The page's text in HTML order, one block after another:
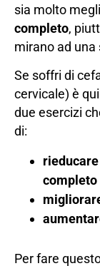
sia molto
completo,
mirano ad una
Se soffri di
cervicale) è
due esercizi
di:
completo
Per fare